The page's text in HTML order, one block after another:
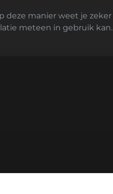
deze manier weet je
meteen in gebruik kan.